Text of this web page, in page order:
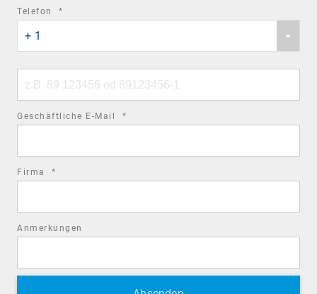
Telefon *
country
code
+ 1
number
Geschäftliche E-Mail *
Firma *
Anmerkungen